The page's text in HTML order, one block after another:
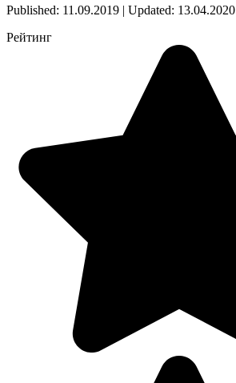
Published: 11.09.2019 | Updated: 13.04.2020
Рейтинг